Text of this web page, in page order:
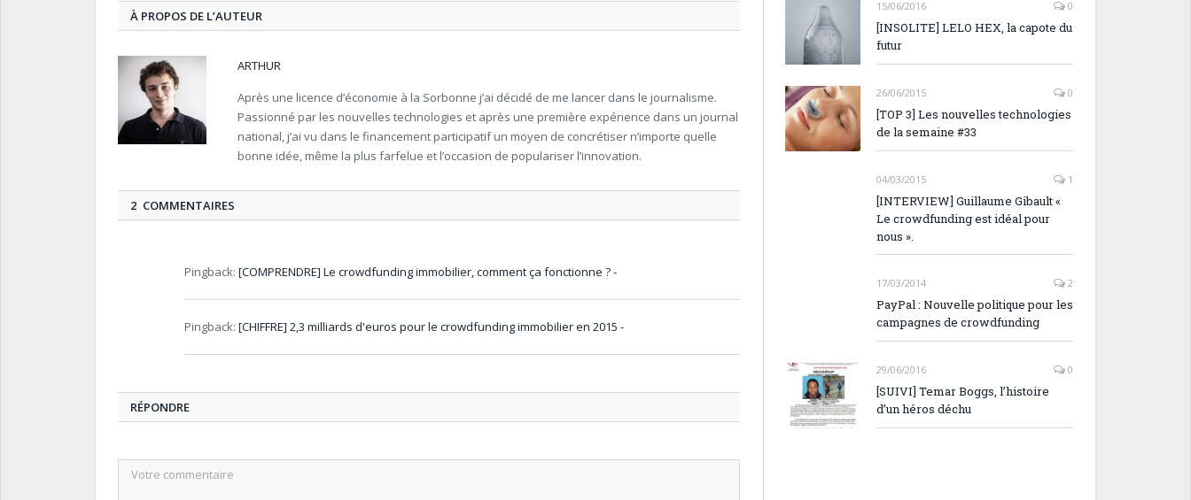
À PROPOS DE L’AUTEUR
ARTHUR
Après une licence d’économie à la Sorbonne j’ai décidé de me lancer dans le journalisme.
Passionné par les nouvelles technologies et après une première expérience dans un journal
national, j’ai vu dans le financement participatif un moyen de concrétiser n’importe quelle
bonne idée, même la plus farfelue et l’occasion de populariser l’innovation.
2 COMMENTAIRES
Pingback: [COMPRENDRE] Le crowdfunding immobilier, comment ça fonctionne ? -
Pingback: [CHIFFRE] 2,3 milliards d'euros pour le crowdfunding immobilier en 2015 -
RÉPONDRE
15/06/2016 0
[INSOLITE] LELO HEX, la capote du
futur
26/06/2015 0
[TOP 3] Les nouvelles technologies
de la semaine #33
04/03/2015 1
[INTERVIEW] Guillaume Gibault «
Le crowdfunding est idéal pour
nous ».
17/03/2014 2
PayPal : Nouvelle politique pour les
campagnes de crowdfunding
29/06/2016 0
[SUIVI] Temar Boggs, l’histoire
d’un héros déchu